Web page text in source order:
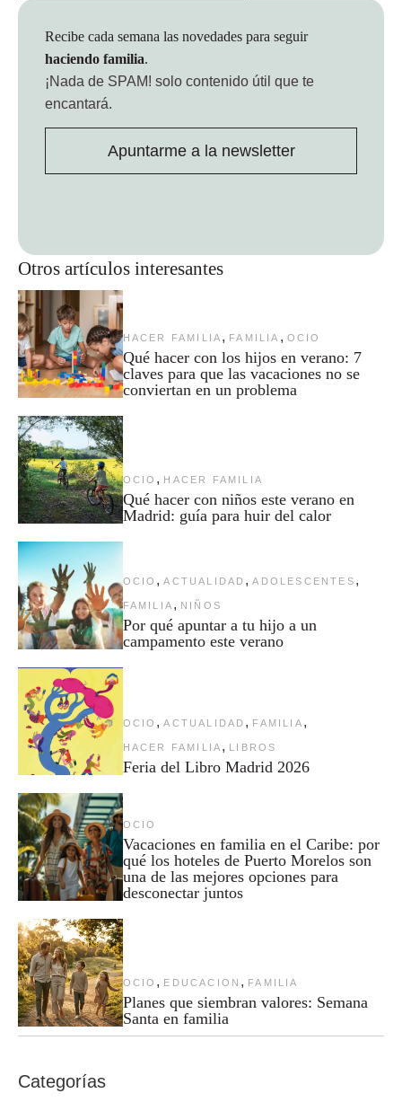
Otros artículos interesantes
HACER FAMILIA , FAMILIA , OCIO
Qué hacer con los hijos en verano: 7
claves para que las vacaciones no se
conviertan en un problema
OCIO , HACER FAMILIA
Qué hacer con niños este verano en
Madrid: guía para huir del calor
OCIO , ACTUALIDAD , ADOLESCENTES ,
FAMILIA , NIÑOS
Por qué apuntar a tu hijo a un
campamento este verano
OCIO , ACTUALIDAD , FAMILIA ,
HACER FAMILIA , LIBROS
Feria del Libro Madrid 2026
OCIO
Vacaciones en familia en el Caribe: por
qué los hoteles de Puerto Morelos son
una de las mejores opciones para
desconectar juntos
OCIO , EDUCACION , FAMILIA
Planes que siembran valores: Semana
Santa en familia
Categorías
Recibe cada semana las novedades para seguir
haciendo familia.
¡Nada de SPAM! solo contenido útil que te
encantará.
Apuntarme a la newsletter